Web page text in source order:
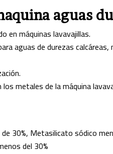
aguas
en máquinas lavavajillas.
aguas de durezas
los metales de la máquina
30%, Metasilicato sódico
del 30%